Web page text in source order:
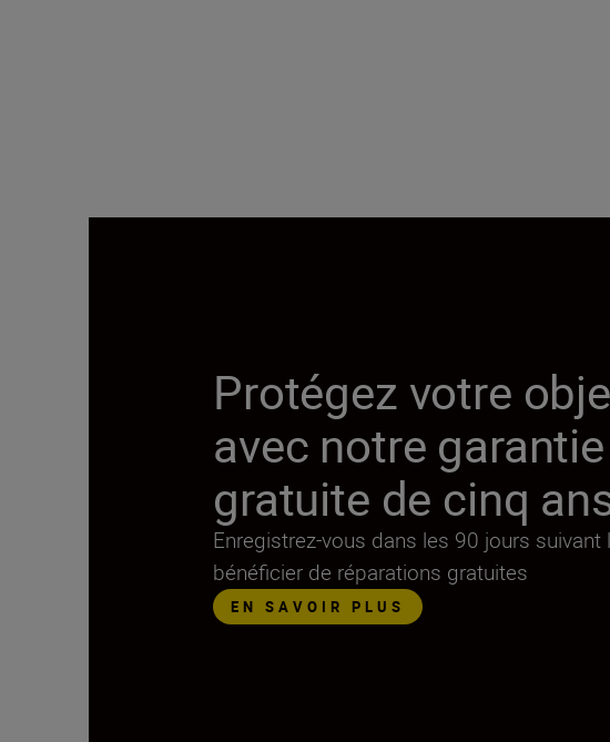
Protégez votre
avec notre garantie
gratuite de cinq
Enregistrez-vous dans les 90 jours suivant
bénéficier de réparations gratuites
EN SAVOIR PLUS